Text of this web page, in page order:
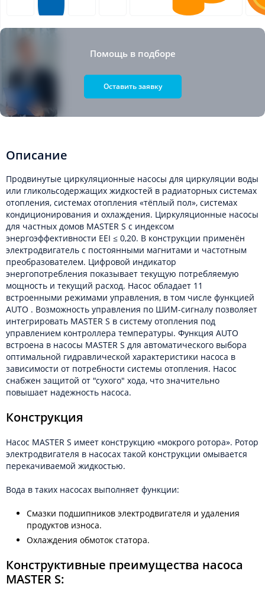
Помощь в подборе
Оставить заявку
Описание
Продвинутые циркуляционные насосы для циркуляции воды
или гликольсодержащих жидкостей в радиаторных системах
отопления, системах отопления «тёплый пол», системах
кондиционирования и охлаждения. Циркуляционные насосы
для частных домов MASTER S с индексом
энергоэффективности EEI ≤ 0,20. В конструкции применён
электродвигатель с постоянными магнитами и частотным
преобразователем. Цифровой индикатор
энергопотребления показывает текущую потребляемую
мощность и текущий расход. Насос обладает 11
встроенными режимами управления, в том числе функцией
AUTO . Возможность управления по ШИМ-сигналу позволяет
интегрировать MASTER S в систему отопления под
управлением контроллера температуры. Функция AUTO
встроена в насосы MASTER S для автоматического выбора
оптимальной гидравлической характеристики насоса в
зависимости от потребности системы отопления. Насос
снабжен защитой от "сухого" хода, что значительно
повышает надежность насоса.
Конструкция
Насос MASTER S имеет конструкцию «мокрого ротора». Ротор
электродвигателя в насосах такой конструкции омывается
перекачиваемой жидкостью.
Вода в таких насосах выполняет функции:
Смазки подшипников электродвигателя и удаления
продуктов износа.
Охлаждения обмоток статора.
Конструктивные преимущества насоса
MASTER S: